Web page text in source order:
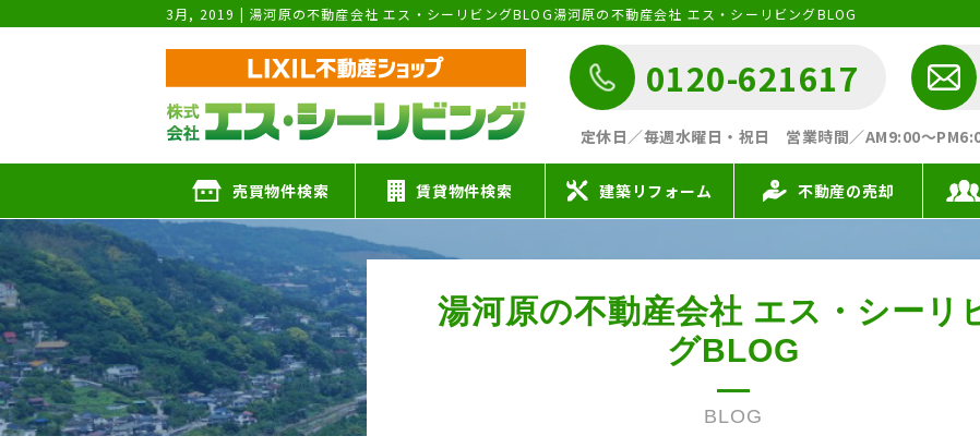
3月, 2019 | 湯河原の不動産会社 エス・シーリビングBLOG湯河原の不動産会社 エス・シーリビングBLOG
0120-621617
定休日／毎週水曜日・祝日 営業時間／AM9:00〜
売買物件検索 賃貸物件検索 建築リフォーム 不動産の売却
湯河原の不動産会社 エス・シーリ
グBLOG
BLOG